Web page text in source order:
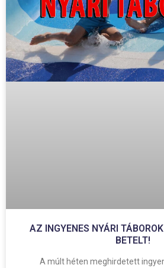
AZ INGYENES NYÁRI
BETELT!
A múlt héten meghirdetett